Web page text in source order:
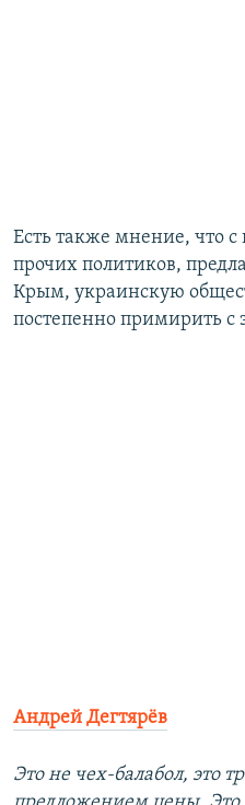
Есть также мнение, что
прочих политиков,
Крым, украинскую
постепенно примирить с
Андрей Дегтярёв
Это не чех-балабол, это